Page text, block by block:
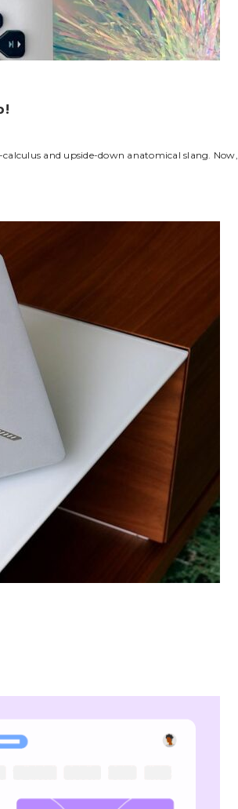
and upside-down anatomical slang. Now,